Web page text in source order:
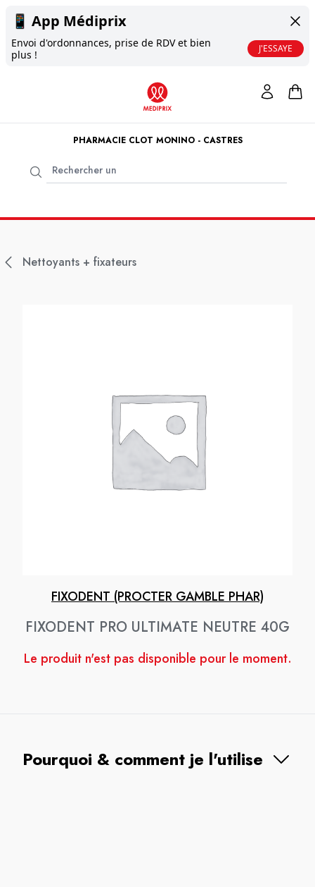
📱 App Médiprix
Envoi d'ordonnances, prise de RDV et bien
plus !
J'ESSAYE
PHARMACIE CLOT MONINO - CASTRES
Nettoyants + fixateurs
FIXODENT (PROCTER GAMBLE PHAR)
FIXODENT PRO ULTIMATE NEUTRE 40G
Le produit n'est pas disponible pour le moment.
Pourquoi & comment je l'utilise